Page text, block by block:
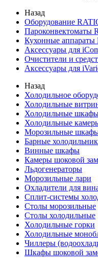
Назад
Оборудование
Пароконвектоматы
Кухонные аппараты
Аксессуары для
Очистители и
Аксессуары для
Назад
Холодильное
Холодильные
Холодильные
Холодильные
Морозильные
Барные
Винные шкафы
Камеры шоковой
Льдогенераторы
Морозильные лари
Охладители для
Сплит-системы
Столы морозильные
Столы холодильные
Холодильные горки
Холодильные
Чиллеры
Шкафы шоковой